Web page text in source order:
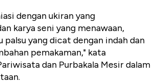
dengan ukiran yang
karya seni yang menawaan,
yang dicat dengan indah dan
pemakaman," kata
dan Purbakala Mesir dalam